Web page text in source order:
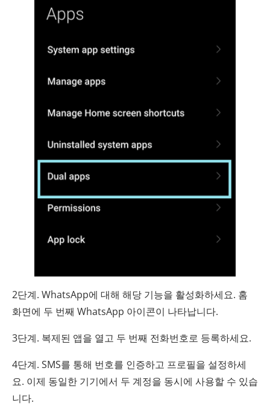
2단계. WhatsApp에 대해 해당 기능을 활성화하세요. 홈
화면에 두 번째 WhatsApp 아이콘이 나타납니다.
3단계. 복제된 앱을 열고 두 번째 전화번호로 등록하세요.
4단계. SMS를 통해 번호를 인증하고 프로필을 설정하세
요. 이제 동일한 기기에서 두 계정을 동시에 사용할 수 있습
니다.